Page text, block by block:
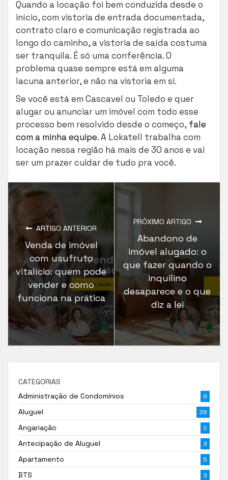
Quando a locação foi bem conduzida desde o
início, com vistoria de entrada documentada,
contrato claro e comunicação registrada ao
longo do caminho, a vistoria de saída costuma
ser tranquila. É só uma conferência. O
problema quase sempre está em alguma
lacuna anterior, e não na vistoria em si.
Se você está em Cascavel ou Toledo e quer
alugar ou anunciar um imóvel com todo esse
processo bem resolvido desde o começo, fale
com a minha equipe. A Lokatell trabalha com
locação nessa região há mais de 30 anos e vai
ser um prazer cuidar de tudo pra você.
ARTIGO ANTERIOR
Venda de imóvel
com usufruto
vitalício: quem pode
vender e como
funciona na prática
PRÓXIMO ARTIGO
Abandono de
imóvel alugado: o
que fazer quando o
inquilino
desaparece e o que
diz a lei
CATEGORIAS
Administração de Condomínios
9
Aluguel 38
Angariação 2
Antecipação de Aluguel 3
Apartamento 5
BTS 3